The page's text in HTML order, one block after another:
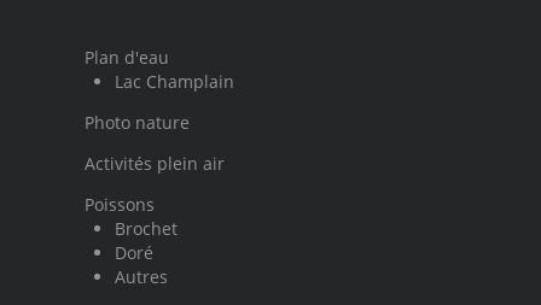
Plan d'eau
Lac Champlain
Photo nature
Activités plein air
Poissons
Brochet
Doré
Autres